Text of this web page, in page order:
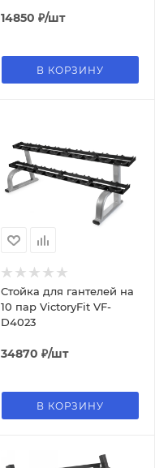
14850 ₽/шт
В КОРЗИНУ
Стойка для гантелей на
10 пар VictoryFit VF-
D4023
34870 ₽/шт
В КОРЗИНУ